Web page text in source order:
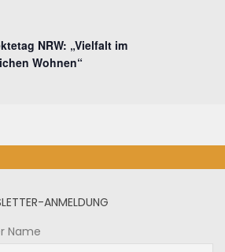
NRW: „Vielfalt im
Wohnen“
ANMELDUNG
Name